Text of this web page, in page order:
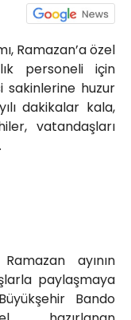
Ramazan’a özel
personeli için
sakinlerine huzur
dakikalar kala,
vatandaşları
ayının
paylaşmaya
Bando
No:17/4 İzmit-